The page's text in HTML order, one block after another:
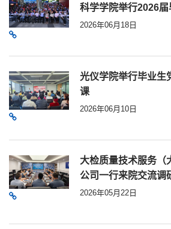
科学学院举行2026
2026年06月18日
光仪学院举行毕业生
课
2026年06月10日
大检质量技术服务（
公司一行来院交流调
2026年05月22日